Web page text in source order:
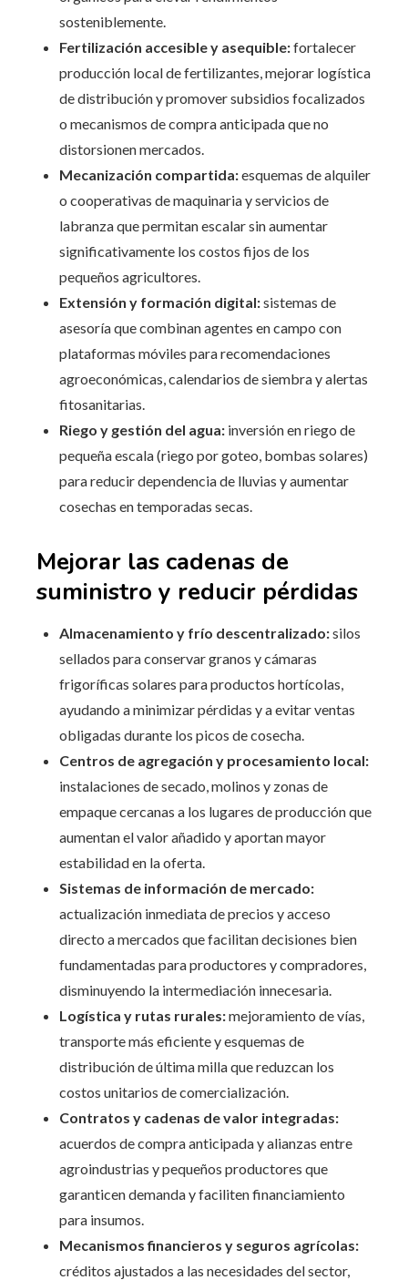
sosteniblemente.
Fertilización accesible y asequible:fortalecer
producción local de fertilizantes, mejorar logística
de distribución y promover subsidios focalizados
o mecanismos de compra anticipada que no
distorsionen mercados.
Mecanización compartida:esquemas de alquiler
o cooperativas de maquinaria y servicios de
labranza que permitan escalar sin aumentar
significativamente los costos fijos de los
pequeños agricultores.
Extensión y formación digital:sistemas de
asesoría que combinan agentes en campo con
plataformas móviles para recomendaciones
agroeconómicas, calendarios de siembra y alertas
fitosanitarias.
Riego y gestión del agua: inversión en riego de
pequeña escala (riego por goteo, bombas solares)
para reducir dependencia de lluvias y aumentar
cosechas en temporadas secas.
Mejorar las cadenas de
suministro y reducir pérdidas
Almacenamiento y frío descentralizado:silos
sellados para conservar granos y cámaras
frigoríficas solares para productos hortícolas,
ayudando a minimizar pérdidas y a evitar ventas
obligadas durante los picos de cosecha.
Centros de agregación y procesamiento local:
instalaciones de secado, molinos y zonas de
empaque cercanas a los lugares de producción que
aumentan el valor añadido y aportan mayor
estabilidad en la oferta.
Sistemas de información de mercado:
actualización inmediata de precios y acceso
directo a mercados que facilitan decisiones bien
fundamentadas para productores y compradores,
disminuyendo la intermediación innecesaria.
Logística y rutas rurales:mejoramiento de vías,
transporte más eficiente y esquemas de
distribución de última milla que reduzcan los
costos unitarios de comercialización.
Contratos y cadenas de valor integradas:
acuerdos de compra anticipada y alianzas entre
agroindustrias y pequeños productores que
garanticen demanda y faciliten financiamiento
para insumos.
Mecanismos financieros y seguros agrícolas:
créditos ajustados a las necesidades del sector,